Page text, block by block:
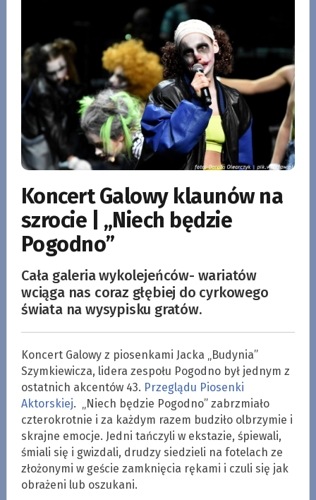
Koncert Galowy klaunów na
szrocie | „Niech będzie
Pogodno”
Cała galeria wykolejeńców- wariatów
wciąga nas coraz głębiej do cyrkowego
świata na wysypisku gratów.
Koncert Galowy z piosenkami Jacka „Budynia”
Szymkiewicza, lidera zespołu Pogodno był jednym z
ostatnich akcentów 43. Przeglądu Piosenki
Aktorskiej. „Niech będzie Pogodno” zabrzmiało
czterokrotnie i za każdym razem budziło olbrzymie i
skrajne emocje. Jedni tańczyli w ekstazie, śpiewali,
śmiali się i gwizdali, drudzy siedzieli na fotelach ze
złożonymi w geście zamknięcia rękami i czuli się jak
obrażeni lub oszukani.